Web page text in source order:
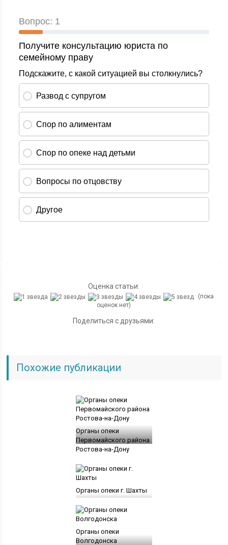
Оценка статьи:
(пока
оценок нет)
Поделиться с друзьями:
Похожие публикации
Органы опеки
Первомайского района
Ростова-на-Дону
Органы опеки г. Шахты
Органы опеки
Волгодонска